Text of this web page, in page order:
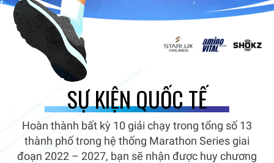
SỰ KIỆN QUỐC TẾ
Hoàn thành bất kỳ 10 giải chạy trong tổng số 13
thành phố trong hệ thống Marathon Series giai
đoạn 2022 – 2027, bạn sẽ nhận được huy chương